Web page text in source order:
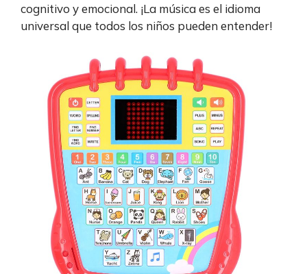
cognitivo y emocional. ¡La música es el idioma
universal que todos los niños pueden entender!